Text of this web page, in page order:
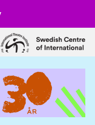
scenkonst